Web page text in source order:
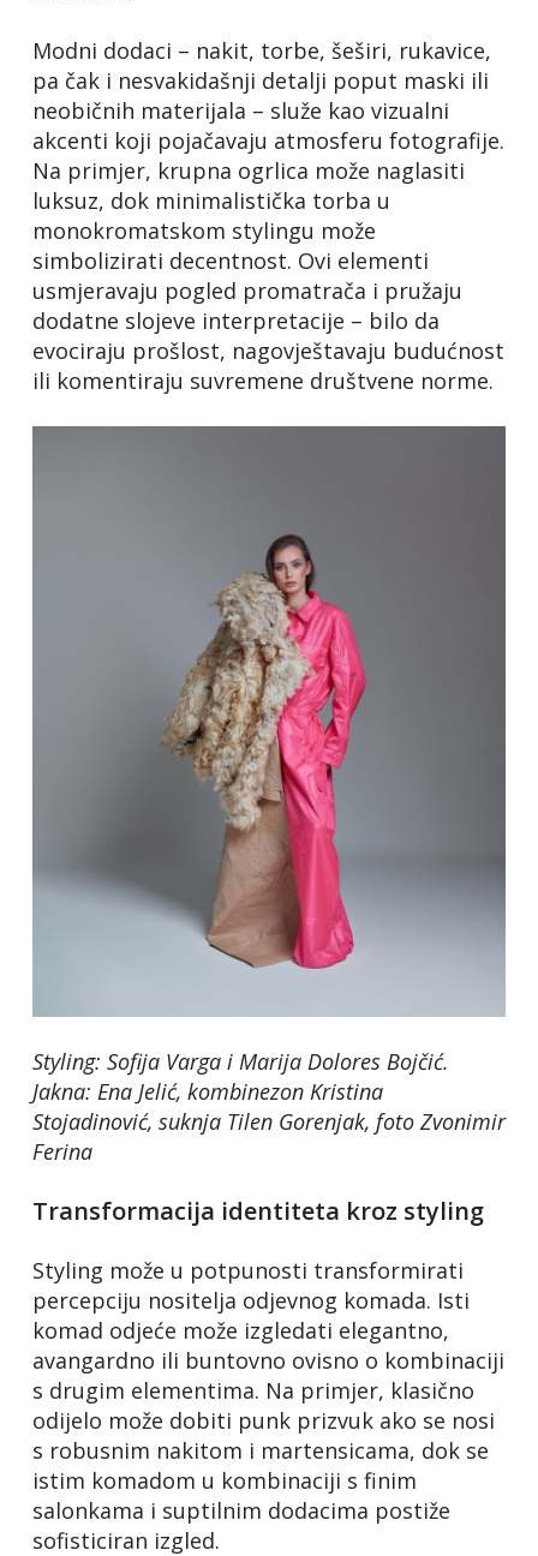
Modni dodaci – nakit, torbe, šeširi, rukavice,
pa čak i nesvakidašnji detalji poput maski ili
neobičnih materijala – služe kao vizualni
akcenti koji pojačavaju atmosferu fotografije.
Na primjer, krupna ogrlica može naglasiti
luksuz, dok minimalistička torba u
monokromatskom stylingu može
simbolizirati decentnost. Ovi elementi
usmjeravaju pogled promatrača i pružaju
dodatne slojeve interpretacije – bilo da
evociraju prošlost, nagovještavaju budućnost
ili komentiraju suvremene društvene norme.
Styling: Sofija Varga i Marija Dolores Bojčić.
Jakna: Ena Jelić, kombinezon Kristina
Stojadinović, suknja Tilen Gorenjak, foto Zvonimir
Ferina
Transformacija identiteta kroz styling
Styling može u potpunosti transformirati
percepciju nositelja odjevnog komada. Isti
komad odjeće može izgledati elegantno,
avangardno ili buntovno ovisno o kombinaciji
s drugim elementima. Na primjer, klasično
odijelo može dobiti punk prizvuk ako se nosi
s robusnim nakitom i martensicama, dok se
istim komadom u kombinaciji s finim
salonkama i suptilnim dodacima postiže
sofisticiran izgled.